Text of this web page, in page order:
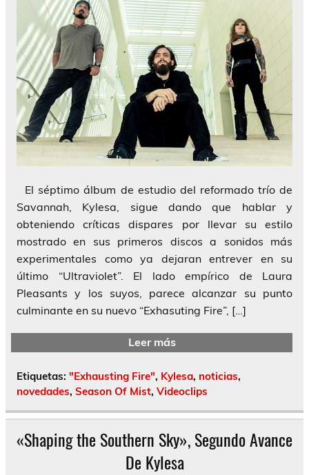
El séptimo álbum de estudio del reformado trío de
Savannah, Kylesa, sigue dando que hablar y
obteniendo críticas dispares por llevar su estilo
mostrado en sus primeros discos a sonidos más
experimentales como ya dejaran entrever en su
último “Ultraviolet”. El lado empírico de Laura
Pleasants y los suyos, parece alcanzar su punto
culminante en su nuevo “Exhasuting Fire”, […]
Leer más
Etiquetas: "Exhausting Fire", Kylesa, noticias,
novedades, Season Of Mist, Videoclips
«Shaping the Southern Sky», Segundo Avance
De Kylesa